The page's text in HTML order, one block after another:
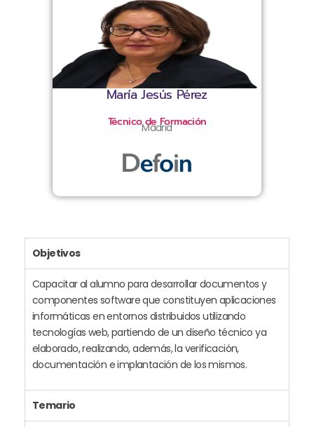
María Jesús Pérez
Técnico de Formación
Madrid
Objetivos
Capacitar al alumno para desarrollar documentos y
componentes software que constituyen aplicaciones
informáticas en entornos distribuidos utilizando
tecnologías web, partiendo de un diseño técnico ya
elaborado, realizando, además, la verificación,
documentación e implantación de los mismos.
Temario